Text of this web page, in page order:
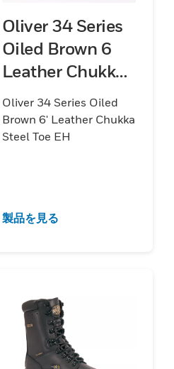
Oliver 34 Series
Oiled Brown 6
Leather Chukka
Steel Toe EH
Oliver 34 Series Oiled
Brown 6' Leather Chukka
Steel Toe EH
製品を見る